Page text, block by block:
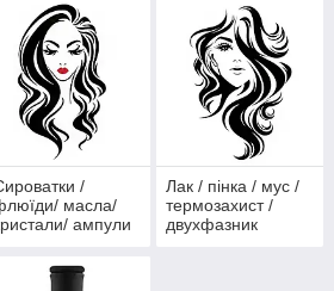
/
масла/
ампули
Лак / пінка / мус /
термозахист /
двухфазник